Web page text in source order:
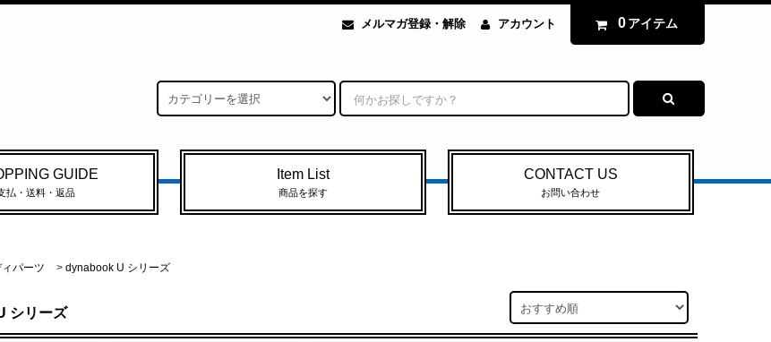
メルマガ登録・解除 アカウント 0 アイテム
GUIDE
払・送料・返品
Item List
商品を探す
CONTACT US
お問い合わせ
パーツ > dynabook U シリーズ
シリーズ